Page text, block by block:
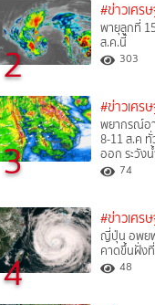
2
#ข่าวเศร
พายุลูกที่
ส.ค.นี้
303
3
#ข่าวเศร
พยากรณ์อ
8-11 ส.ค
ออก ระวัง
74
4
#ข่าวเศร
ญี่ปุ่น อพย
คาดขึ้นฝั่ง
48